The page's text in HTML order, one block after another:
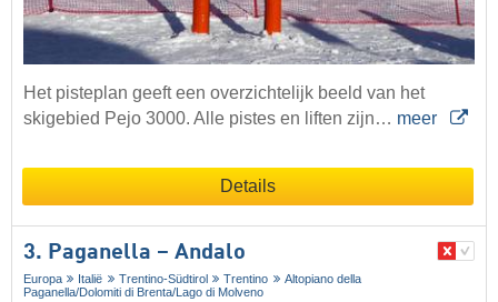
Het pisteplan geeft een overzichtelijk beeld van het
skigebied Pejo 3000. Alle pistes en liften zijn… meer
Details
3. Paganella – Andalo
Europa Italië Trentino-Südtirol Trentino
Altopiano della
Paganella/​Dolomiti di Brenta/​Lago di Molveno